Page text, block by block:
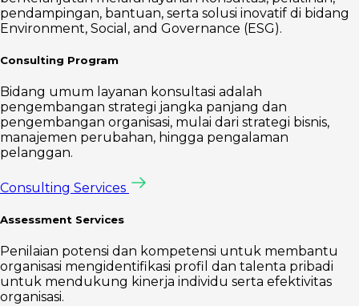
pendampingan, bantuan, serta solusi inovatif di bidang
Environment, Social, and Governance (ESG).
Consulting Program
Bidang umum layanan konsultasi adalah
pengembangan strategi jangka panjang dan
pengembangan organisasi, mulai dari strategi bisnis,
manajemen perubahan, hingga pengalaman
pelanggan.
Consulting Services
Assessment Services
Penilaian potensi dan kompetensi untuk membantu
organisasi mengidentifikasi profil dan talenta pribadi
untuk mendukung kinerja individu serta efektivitas
organisasi.